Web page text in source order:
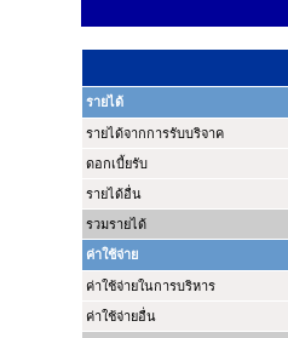
รายได้
รายได้จากการรับบริจาค
ดอกเบี้ยรับ
รายได้อื่น
รวมรายได้
ค่าใช้จ่าย
ค่าใช้จ่ายในการบริหาร
ค่าใช้จ่ายอื่น